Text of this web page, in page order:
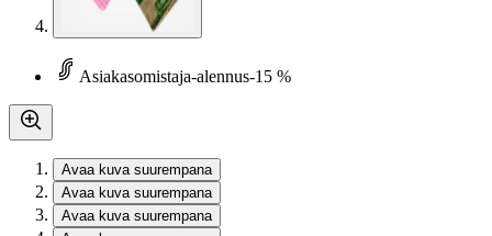
Asiakasomistaja-alennus-15 %
Avaa kuva suurempana
Avaa kuva suurempana
Avaa kuva suurempana